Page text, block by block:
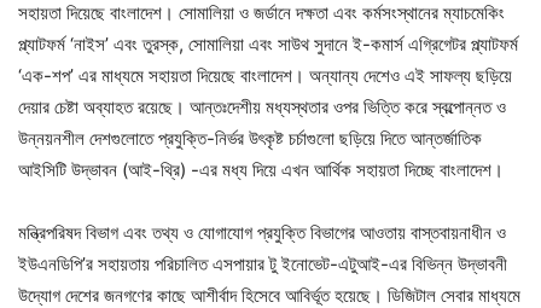
সহায়তা দিয়েছে বাংলাদেশ। সোমালিয়া ও জর্ডানে দক্ষতা এবং কর্মসংস্থানের ম্যাচমেকিং
প্ল্যাটফর্ম ‘নাইস’ এবং তুরস্ক, সোমালিয়া এবং সাউথ সুদানে ই-কমার্স এগ্রিগেটর প্ল্যাটফর্ম
‘এক-শপ’ এর মাধ্যমে সহায়তা দিয়েছে বাংলাদেশ। অন্যান্য দেশেও এই সাফল্য ছড়িয়ে
দেয়ার চেষ্টা অব্যাহত রয়েছে। আন্তঃদেশীয় মধ্যস্থতার ওপর ভিত্তি করে স্বল্পোন্নত ও
উন্নয়নশীল দেশগুলোতে প্রযুক্তি-নির্ভর উৎকৃষ্ট চর্চাগুলো ছড়িয়ে দিতে আন্তর্জাতিক
আইসিটি উদ্ভাবন (আই-থ্রি) -এর মধ্য দিয়ে এখন আর্থিক সহায়তা দিচ্ছে বাংলাদেশ।
মন্ত্রিপরিষদ বিভাগ এবং তথ্য ও যোগাযোগ প্রযুক্তি বিভাগের আওতায় বাস্তবায়নাধীন ও
ইউএনডিপি’র সহায়তায় পরিচালিত এসপায়ার টু ইনোভেট-এটুআই-এর বিভিন্ন উদ্ভাবনী
উদ্যোগ দেশের জনগণের কাছে আশীর্বাদ হিসেবে আবির্ভূত হয়েছে। ডিজিটাল সেবার মাধ্যমে